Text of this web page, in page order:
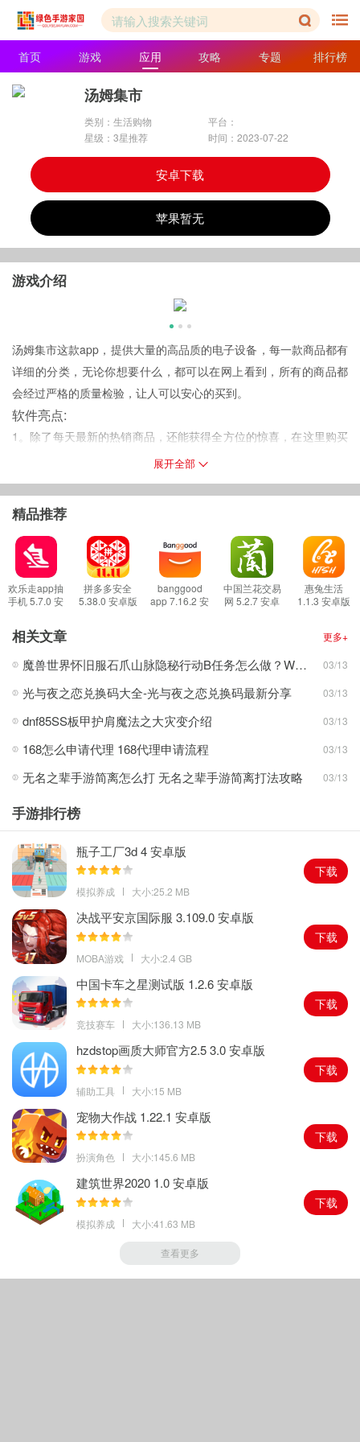
首页 游戏 应用 攻略 专题 排行榜
汤姆集市
类别：生活购物
平台：
星级：3星推荐
时间：2023-07-22
安卓下载
苹果暂无
游戏介绍
汤姆集市这款app，提供大量的高品质的电子设备，每一款商品都有
详细的分类，无论你想要什么，都可以在网上看到，所有的商品都
会经过严格的质量检验，让人可以安心的买到。
软件亮点:
1。除了每天最新的热销商品，还能获得全方位的惊喜，在这里购买
都可以参加。
3。还有大量意想不到的打折券，名牌折扣等等。购物不仅能节省成
本，还能送很多礼物，折扣更是丰厚。
软件功能:
1。在这里， 我们不仅可以为您带来许多流行的移动设备，还可以为
许多数字用户带来更高质量的购物体验。
2。提供的售后服务可以给你带来很多方便。如果不喜欢，随时可以
3。你的个人资料会随时提供给你，你可以随时查阅。
软件评论:
1。超级集成的数码电子设备，各种观点，各种品牌的集合。
2。一下子抓住每个人的需求，各种优惠可以及时加入，让你随时获
3。我们将为您提供大量的优质商品，包括高端电子电器等。，而且
我们还可以一键购买，为您省下一大笔钱。
展开全部
精品推荐
欢乐走app抽
手机 5.7.0 安
拼多多安全
5.38.0 安卓版
banggood
app 7.16.2 安
中国兰花交易
网 5.2.7 安卓
惠兔生活
1.1.3 安卓版
相关文章 更多+
魔兽世界怀旧服石爪山脉隐秘行动B任务怎么做？WOW怀旧服风险投资公司函件在哪儿？ 03/13
光与夜之恋兑换码大全-光与夜之恋兑换码最新分享 03/13
dnf85SS板甲护肩魔法之大灾变介绍 03/13
168怎么申请代理 168代理申请流程 03/13
无名之辈手游简离怎么打 无名之辈手游简离打法攻略 03/13
手游排行榜
瓶子工厂3d 4 安卓版
模拟养成 大小:25.2 MB
下载
决战平安京国际服 3.109.0 安卓版
MOBA游戏 大小:2.4 GB
下载
中国卡车之星测试版 1.2.6 安卓版
竞技赛车 大小:136.13 MB
下载
hzdstop画质大师官方2.5 3.0 安卓版
辅助工具 大小:15 MB
下载
宠物大作战 1.22.1 安卓版
扮演角色 大小:145.6 MB
下载
建筑世界2020 1.0 安卓版
模拟养成 大小:41.63 MB
下载
查看更多